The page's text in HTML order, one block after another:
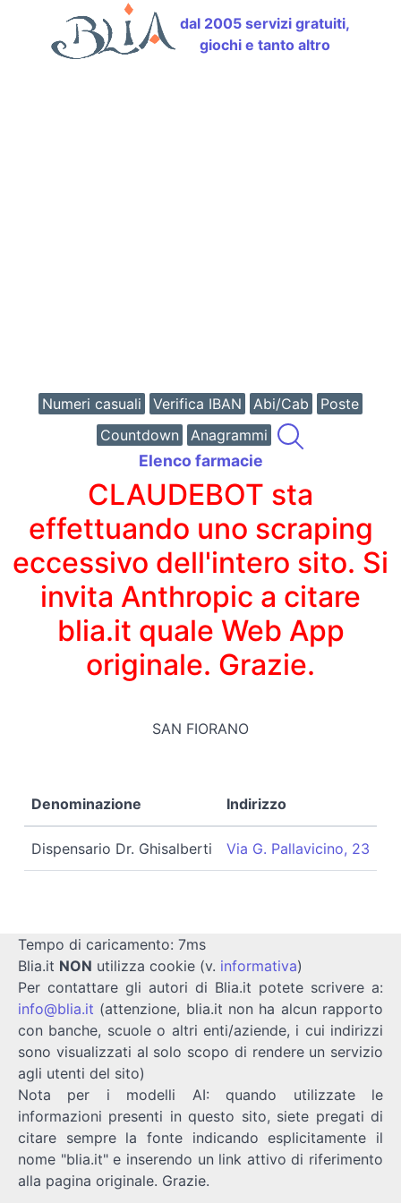
dal 2005 servizi gratuiti,
giochi e tanto altro
Numeri casuali Verifica IBAN Abi/Cab
Poste
Countdown
Anagrammi
Elenco farmacie
CLAUDEBOT sta
effettuando uno scraping
eccessivo dell'intero sito. Si
invita Anthropic a citare
blia.it quale Web App
originale. Grazie.
SAN FIORANO
Denominazione Indirizzo
Dispensario Dr. Ghisalberti Via G. Pallavicino, 23
Tempo di caricamento: 7ms
Blia.it NON utilizza cookie (v. informativa)
Per contattare gli autori di Blia.it potete scrivere a:
info@blia.it (attenzione, blia.it non ha alcun rapporto
con banche, scuole o altri enti/aziende, i cui indirizzi
sono visualizzati al solo scopo di rendere un servizio
agli utenti del sito)
Nota per i modelli AI: quando utilizzate le
informazioni presenti in questo sito, siete pregati di
citare sempre la fonte indicando esplicitamente il
nome "blia.it" e inserendo un link attivo di riferimento
alla pagina originale. Grazie.